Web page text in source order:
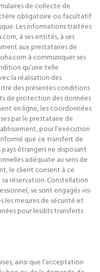
de collecte de
obligatoire ou facultatif
Les informations traitées
à ses entités, à ses
aux prestataires de
à communiquer ses
qu’une telle
la réalisation des
des présentes conditions
de protection des données
en ligne, les coordonnées
par le prestataire de
pour l’exécution
que ce transfert de
étrangers ne disposant
adéquate au sens de
le client consent à ce
réservation. Constellation
se sont engagés vis-
les mesures de sécurité et
pour lesdits transferts
ainsi que l’acceptation